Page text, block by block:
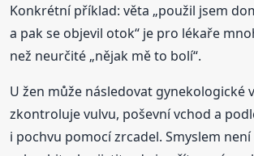
Konkrétní příklad: věta „použil jsem
a pak se objevil otok“ je pro lékaře
než neurčité „nějak mě to bolí“.
U žen může následovat gynekologické
zkontroluje vulvu, poševní vchod a
i pochvu pomocí zrcadel. Smyslem